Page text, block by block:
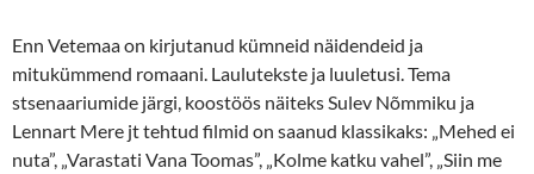
Enn Vetemaa on kirjutanud kümneid näidendeid ja
mitukümmend romaani. Laulutekste ja luuletusi. Tema
stsenaariumide järgi, koostöös näiteks Sulev Nõmmiku ja
Lennart Mere jt tehtud filmid on saanud klassikaks: „Mehed ei
nuta”, „Varastati Vana Toomas”, „Kolme katku vahel”, „Siin me